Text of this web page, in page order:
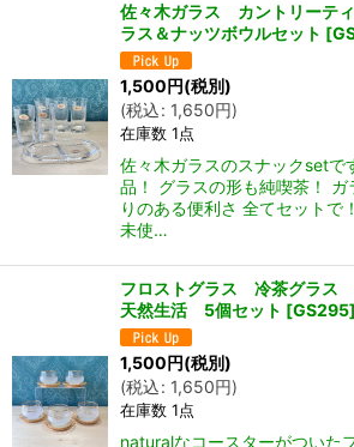
佐々木ガラス カントリー
ラス＆ナッツボウルセット [
1,500円(税別)
(税込: 1,650円)
在庫数 1点
佐々木ガラスのスナックsetで
品！ グラスの形も純喫茶！ ガ
りのある便利さ 全てセットで
未使…
フロストグラス 冷茶グラス
天然生活 5個セット [GS295]
1,500円(税別)
(税込: 1,650円)
在庫数 1点
naturalなコースターがついた